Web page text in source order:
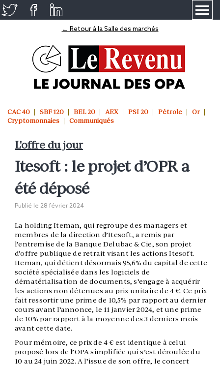
← Retour à la Salle des marchés
CAC 40 SBF 120 BEL 20 AEX PSI 20 Pétrole
Or
Cryptomonnaies
Communiqués
L'offre du jour
Itesoft : le projet d’OPR a
été déposé
Publié le 28 février 2024
La holding Iteman, qui regroupe des managers et
membres de la direction d’Itesoft, a remis par
l’entremise de la Banque Delubac & Cie, son projet
d’offre publique de retrait visant les actions Itesoft.
Iteman, qui détient désormais 95,6% du capitaldecette
société spécialisée dans les logiciels de
dématérialisation de documents, s’engage à acquérir
les actions non détenues au prix unitaire de 4 €.Ce prix
fait ressortir une prime de 10,5% par rapport au dernier
cours avant l’annonce, le 11 janvier 2024, et une prime
de 10% par rapport à la moyenne des 3 derniers mois
avant cette date.
Pour mémoire, ce prix de 4 € est identique à celui
proposé lors de l’OPA simplifiée qui s’est déroulée du
10 au 24 juin 2022. A l’issue de son offre, le concert